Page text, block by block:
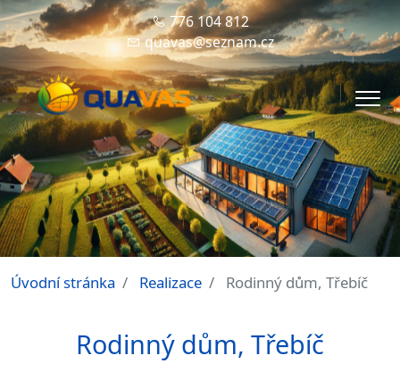
776 104 812
quavas@seznam.cz
Úvodní stránka Realizace Rodinný dům, Třebíč
Rodinný dům, Třebíč